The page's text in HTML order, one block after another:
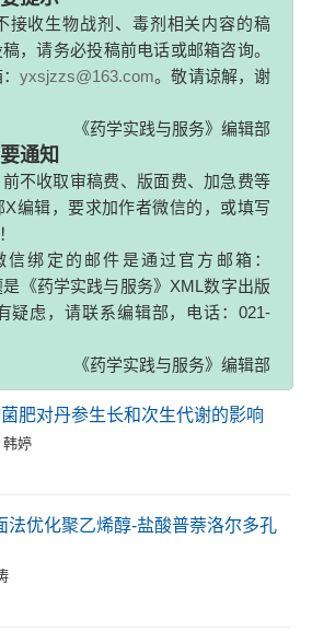
收生物战剂、毒剂相关内容的稿
，请务必投稿前电话或邮箱咨询。
yxsjzzs@163.com 。敬请谅解，谢
《药学实践与服务》编辑部
通知
不收取审稿费、版面费、加急费等
编辑，要求加作者微信的，或填写
绑定的邮件是通过官方邮箱：
《药学实践与服务》XML数字出版
疑虑，请联系编辑部，电话：021-
《药学实践与服务》编辑部
及其在军事方面的应用
作用机制的研究进展
,辛宝,陈俊
药物缓控释系统中的应用
,卞俊
肥对丹参生长和次生代谢的影响
韩婷
法优化聚乙烯醇-盐酸普萘洛尔多孔